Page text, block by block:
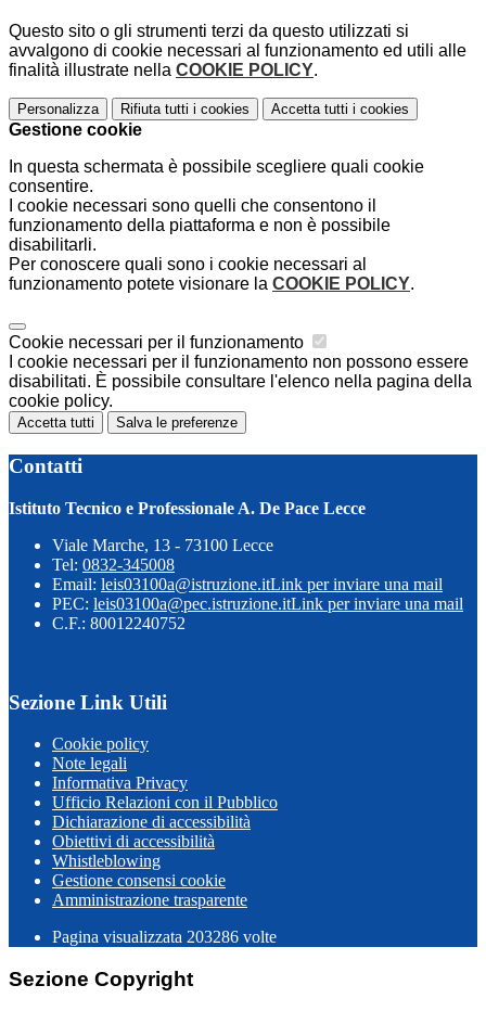
Questo sito o gli strumenti terzi da questo utilizzati si
avvalgono di cookie necessari al funzionamento ed utili alle
finalità illustrate nella COOKIE POLICY.
Personalizza Rifiuta tutti i cookies Accetta tutti i cookies
Gestione cookie
In questa schermata è possibile scegliere quali cookie
consentire.
I cookie necessari sono quelli che consentono il
funzionamento della piattaforma e non è possibile
disabilitarli.
Per conoscere quali sono i cookie necessari al
funzionamento potete visionare la COOKIE POLICY.
Cookie necessari per il funzionamento
I cookie necessari per il funzionamento non possono essere
disabilitati. È possibile consultare l'elenco nella pagina della
cookie policy.
Accetta tutti Salva le preferenze
Contatti
Istituto Tecnico e Professionale A. De Pace Lecce
Viale Marche, 13 - 73100 Lecce
Tel: 0832-345008
Email: leis03100a@istruzione.itLink per inviare una mail
PEC: leis03100a@pec.istruzione.itLink per inviare una mail
C.F.: 80012240752
Sezione Link Utili
Cookie policy
Note legali
Informativa Privacy
Ufficio Relazioni con il Pubblico
Dichiarazione di accessibilità
Obiettivi di accessibilità
Whistleblowing
Gestione consensi cookie
Amministrazione trasparente
Pagina visualizzata 203286 volte
Sezione Copyright